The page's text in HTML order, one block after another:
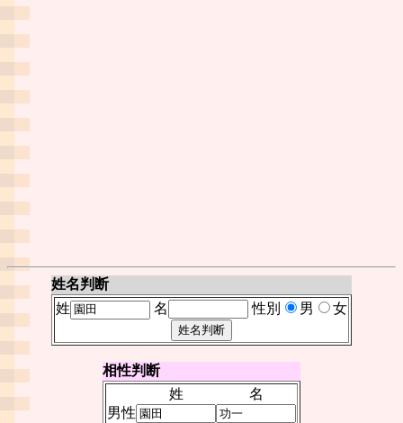
姓名判断
姓
名 性別 男 女
相性判断
姓
名
男性